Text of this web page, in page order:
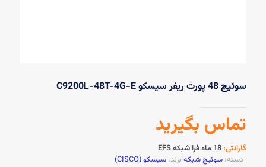
سوئیچ 48 پورت ریفر سیسکو C9200L-48T-4G-E
تماس بگیرید
گارانتی: 18 ماه فرا شبکه EFS
دسته: سوئیچ شبکه برند: سیسکو (CISCO)